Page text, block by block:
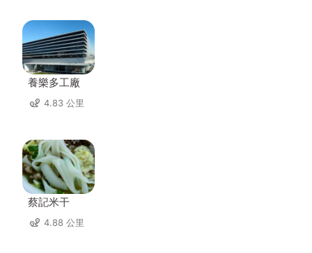
養樂多工廠
4.83 公里
蔡記米干
4.88 公里